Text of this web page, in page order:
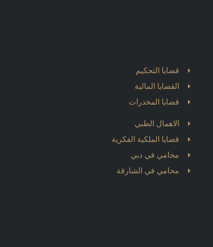
قضايا التحكيم
القضايا المالية
قضايا المخدرات
الاهمال الطبي
قضايا الملكية الفكرية
محامي في دبي
محامي في الشارقة